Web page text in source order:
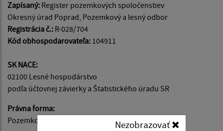
Nezobrazovať
Zapísaný: Register pozemkových spoločenstiev
Okresný úrad Poprad, Pozemkový a lesný odbor
Registrácia č.: R-028/704
Kód obhospodarovateľa: 104911
SK NACE:
02100 Lesné hospodárstvo
podľa účtovnej závierky a Štatistického úradu SR
Právna forma:
Pozemkové spoločenstvo s právnou subjektivitou